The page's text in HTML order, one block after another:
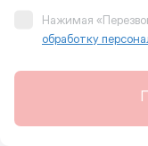
Нажимая
обработку